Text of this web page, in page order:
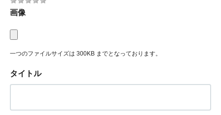
画像
一つのファイルサイズは 300KB までとなっております。
タイトル